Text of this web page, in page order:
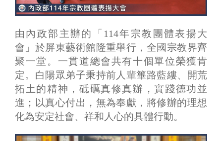
由內政部主辦的「114年宗教團體表揚大
會」於屏東藝術館隆重舉行，全國宗教界齊
聚一堂。一貫道總會共有十個單位榮獲肯
定。白陽眾弟子秉持前人輩篳路藍縷、開荒
拓土的精神，砥礪真修真辦，實踐德功並
進；以真心付出，無為奉獻，將修辦的理想
化為安定社會、祥和人心的具體行動。